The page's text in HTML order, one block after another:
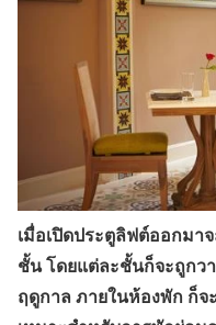
เมื่อเปิดประตูลิฟต์ออกม
ชั้น โดยแต่ละชั้นก็จะถูกว
ฤดูกาล ภายในห้องพัก ก็